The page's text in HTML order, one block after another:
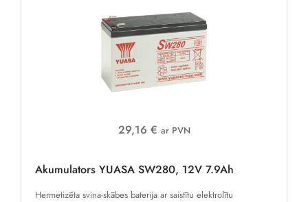
29,16 € ar PVN
Akumulators YUASA SW280, 12V 7.9Ah
Hermetizēta svina-skābes baterija ar saistītu elektrolītu